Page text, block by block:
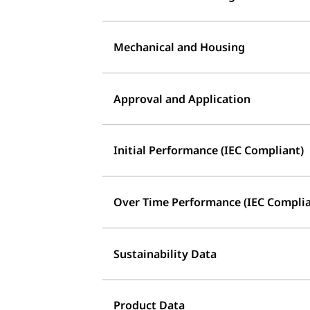
Mechanical and Housing
Approval and Application
Initial Performance (IEC Compliant)
Over Time Performance (IEC
Sustainability Data
Product Data